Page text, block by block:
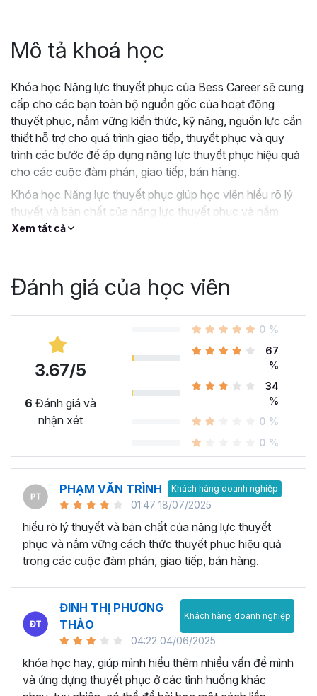
Mô tả khoá học
Khóa học Năng lực thuyết phục của Bess Career sẽ cung
cấp cho các bạn toàn bộ nguồn gốc của hoạt động
thuyết phục, nắm vững kiến thức, kỹ năng, nguồn lực cần
thiết hỗ trợ cho quá trình giao tiếp, thuyết phục và quy
trình các bước để áp dụng năng lực thuyết phục hiệu quả
cho các cuộc đàm phán, giao tiếp, bán hàng.
Khóa học Năng lực thuyết phục giúp học viên hiểu rõ lý
thuyết và bản chất của năng lực thuyết phục và nắm
vững cách thức thuyết phục hiệu quả trong các cuộc
Xem tất cả
Đánh giá của học viên
3.67/5
6 Đánh giá và
nhận xét
0 %
67
%
34
%
0 %
0 %
PHẠM VĂN TRÌNH Khách hàng doanh nghiệp
01:47 18/07/2025
hiểu rõ lý thuyết và bản chất của năng lực thuyết
phục và nắm vững cách thức thuyết phục hiệu quả
trong các cuộc đàm phán, giao tiếp, bán hàng.
ĐINH THỊ PHƯƠNG
THẢO
Khách hàng doanh nghiệp
04:22 04/06/2025
khóa học hay, giúp mình hiểu thêm nhiều vấn để mình
và ứng dựng thuyết phục ở các tình huống khác